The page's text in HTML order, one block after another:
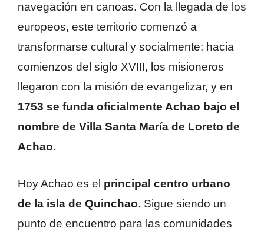
navegación en canoas. Con la llegada de los
europeos, este territorio comenzó a
transformarse cultural y socialmente: hacia
comienzos del siglo XVIII, los misioneros
llegaron con la misión de evangelizar, y en
1753 se funda oficialmente Achao bajo el
nombre de Villa Santa María de Loreto de
Achao.
Hoy Achao es el principal centro urbano
de la isla de Quinchao. Sigue siendo un
punto de encuentro para las comunidades